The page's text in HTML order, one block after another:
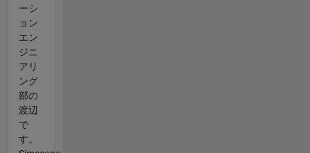
ーシ
ョン
エン
ジニ
アリ
ング
部の
渡辺
で
す。